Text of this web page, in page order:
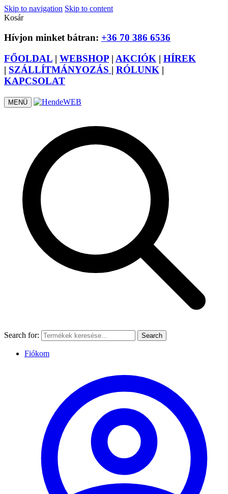
Skip to navigation Skip to content
Kosár
Hívjon minket bátran: +36 70 386 6536
FŐOLDAL | WEBSHOP | AKCIÓK | HÍREK
| SZÁLLÍTMÁNYOZÁS | RÓLUNK |
KAPCSOLAT
MENÜ
Search for: Search
Fiókom